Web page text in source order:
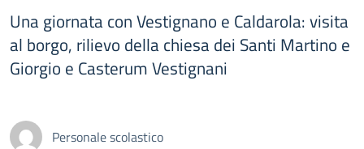
Una giornata con Vestignano e Caldarola: visita
al borgo, rilievo della chiesa dei Santi Martino e
Giorgio e Casterum Vestignani
Personale scolastico